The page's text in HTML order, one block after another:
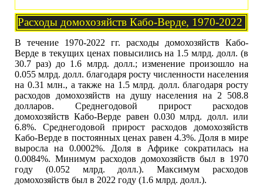
Расходы домохозяйств Кабо-Верде, 1970-2022
В течение 1970-2022 гг. расходы домохозяйств Кабо-
Верде в текущих ценах повысились на 1.5 млрд. долл. (в
30.7 раз) до 1.6 млрд. долл.; изменение произошло на
0.055 млрд. долл. благодаря росту численности населения
на 0.31 млн., а также на 1.5 млрд. долл. благодаря росту
расходов домохозяйств на душу населения на 2 508.8
долларов. Среднегодовой прирост расходов
домохозяйств Кабо-Верде равен 0.030 млрд. долл. или
6.8%. Среднегодовой прирост расходов домохозяйств
Кабо-Верде в постоянных ценах равен 4.3%. Доля в мире
выросла на 0.0002%. Доля в Африке сократилась на
0.0084%. Минимум расходов домохозяйств был в 1970
году (0.052 млрд. долл.). Максимум расходов
домохозяйств был в 2022 году (1.6 млрд. долл.).